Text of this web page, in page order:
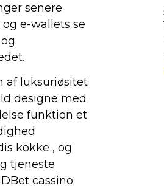
senere
e-wallets se
af luksuriøsitet
designe med
funktion et
kokke , og
tjeneste
cassino